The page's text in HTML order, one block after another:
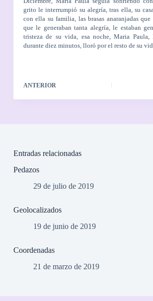
grito le interrumpió su alegría, tras ella, su
con ella su familia, las brasas anaranjadas
que le generaban tanta alegría, le estaban
tristeza de su vida, esa noche, Maria Paula,
durante diez minutos, lloró por el resto de su
ANTERIOR
Entradas relacionadas
Pedazos
29 de julio de 2019
Geolocalizados
19 de junio de 2019
Coordenadas
21 de marzo de 2019